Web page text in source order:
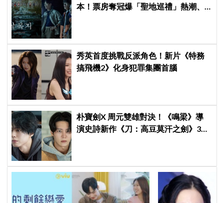
本！票房奪冠爆「聖地巡禮」熱潮、
秀英首度挑戰反派角色！新片《特務
搞飛機2》化身犯罪集團首腦
朴寶劍X 周元雙雄對決！《鳴梁》導
演史詩新作《刀：高豆莫汗之劍》3月